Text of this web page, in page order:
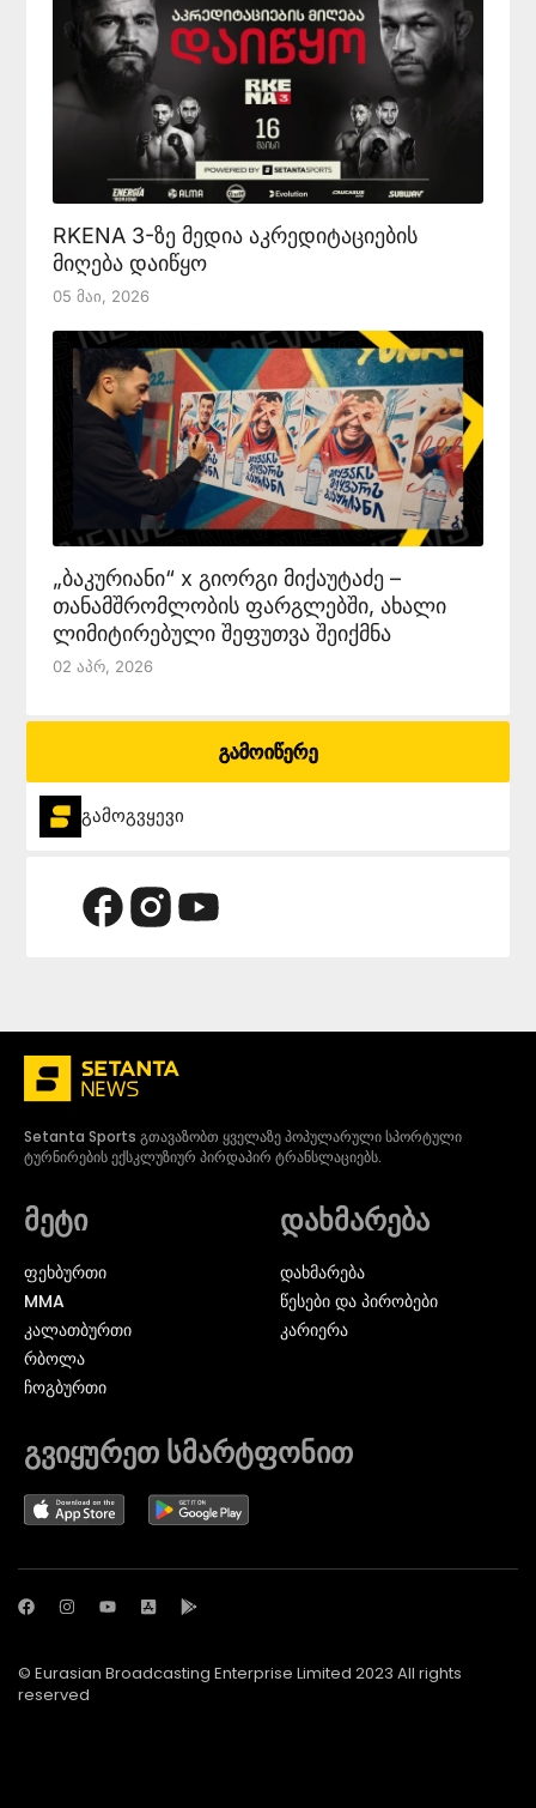
RKENA 3-ზე მედია აკრედიტაციების
მიღება დაიწყო
05 Მაი, 2026
„ბაკურიანი“ x გიორგი მიქაუტაძე –
თანამშრომლობის ფარგლებში, ახალი
ლიმიტირებული შეფუთვა შეიქმნა
02 Აპრ, 2026
გამოიწერე
გამოგვყევი
Setanta Sports გთავაზობთ ყველაზე პოპულარული სპორტული
ტურნირების ექსკლუზიურ პირდაპირ ტრანსლაციებს.
მეტი
ᲤᲔᲮᲑᲣᲠᲗᲘ
MMA
ᲙᲐᲚᲐᲗᲑᲣᲠᲗᲘ
ᲠᲑᲝᲚᲐ
ᲩᲝᲒᲑᲣᲠᲗᲘ
დახმარება
დახმარება
წესები და პირობები
კარიერა
გვიყურეთ სმარტფონით
© Eurasian Broadcasting Enterprise Limited 2023 All rights
reserved